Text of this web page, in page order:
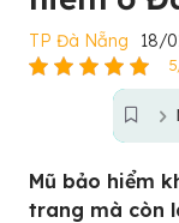
TP Đà Nẵng 18/
Mũ bảo hiểm
trang mà còn